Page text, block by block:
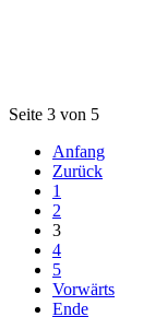
Seite 3 von 5
Anfang
Zurück
1
2
3
4
5
Vorwärts
Ende